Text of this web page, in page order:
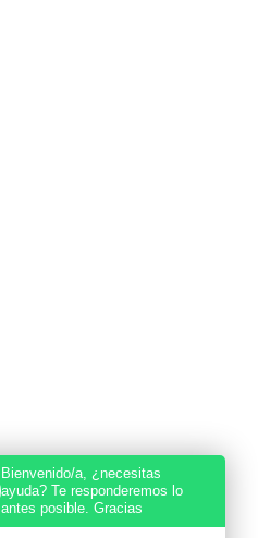
Bienvenido/a, ¿necesitas
ayuda? Te responderemos lo
antes posible. Gracias